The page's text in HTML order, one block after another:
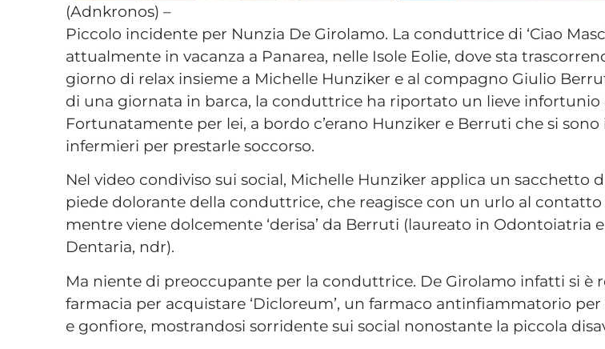
(Adnkronos) –
Piccolo incidente per Nunzia De Girolamo. La conduttrice di ‘Ciao
attualmente in vacanza a Panarea, nelle Isole Eolie, dove sta
giorno di relax insieme a Michelle Hunziker e al compagno Giulio
di una giornata in barca, la conduttrice ha riportato un lieve infortunio
Fortunatamente per lei, a bordo c’erano Hunziker e Berruti che si
infermieri per prestarle soccorso.
Nel video condiviso sui social, Michelle Hunziker applica un sacchetto
piede dolorante della conduttrice, che reagisce con un urlo al
mentre viene dolcemente ‘derisa’ da Berruti (laureato in Odontoiatria
Dentaria, ndr).
Ma niente di preoccupante per la conduttrice. De Girolamo infatti si è
farmacia per acquistare ‘Dicloreum’, un farmaco antinfiammatorio
e gonfiore, mostrandosi sorridente sui social nonostante la piccola